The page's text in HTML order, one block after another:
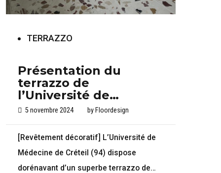
TERRAZZO
5 novembre 2024 by Floordesign
Présentation du
terrazzo de
l’Université de
médecine de Créteil
[Revêtement décoratif] L’Université de
Médecine de Créteil (94) dispose
dorénavant d’un superbe terrazzo de